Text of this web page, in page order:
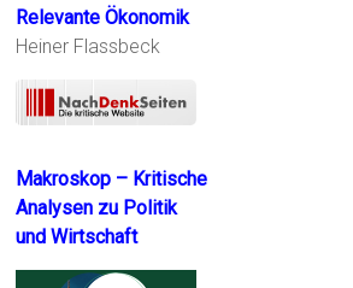
Relevante Ökonomik
Heiner Flassbeck
Makroskop – Kritische
Analysen zu Politik
und Wirtschaft